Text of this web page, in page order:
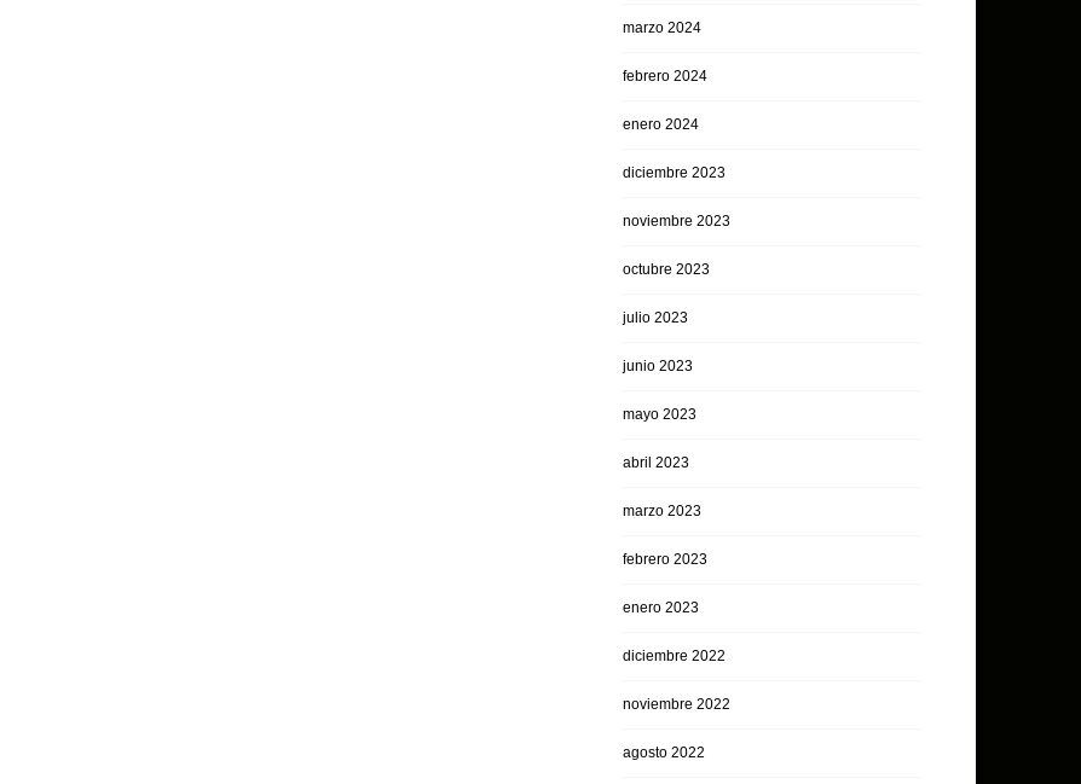
marzo 2024
febrero 2024
enero 2024
diciembre 2023
noviembre 2023
octubre 2023
julio 2023
junio 2023
mayo 2023
abril 2023
marzo 2023
febrero 2023
enero 2023
diciembre 2022
noviembre 2022
agosto 2022